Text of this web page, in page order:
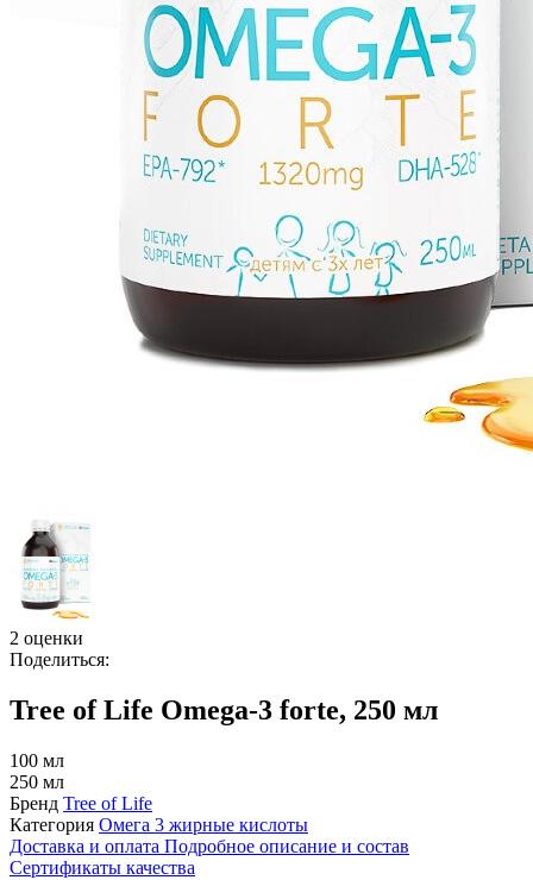
2 оценки
Поделиться:
Tree of Life Omega-3 forte, 250 мл
100 мл
250 мл
Бренд Tree of Life
Категория Омега 3 жирные кислоты
Доставка и оплата Подробное описание и состав
Сертификаты качества